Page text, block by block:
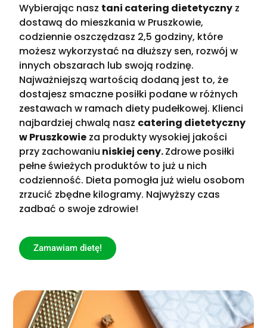
Wybierając nasz tani catering dietetyczny z
dostawą do mieszkania w Pruszkowie,
codziennie oszczędzasz 2,5 godziny, które
możesz wykorzystać na dłuższy sen, rozwój w
innych obszarach lub swoją rodzinę.
Najważniejszą wartością dodaną jest to, że
dostajesz smaczne posiłki podane w różnych
zestawach w ramach diety pudełkowej. Klienci
najbardziej chwalą nasz catering dietetyczny
w Pruszkowie za produkty wysokiej jakości
przy zachowaniu niskiej ceny.Zdrowe posiłki
pełne świeżych produktów to już u nich
codzienność. Dieta pomogła już wielu osobom
zrzucić zbędne kilogramy. Najwyższy czas
zadbać o swoje zdrowie!
Zamawiam dietę!